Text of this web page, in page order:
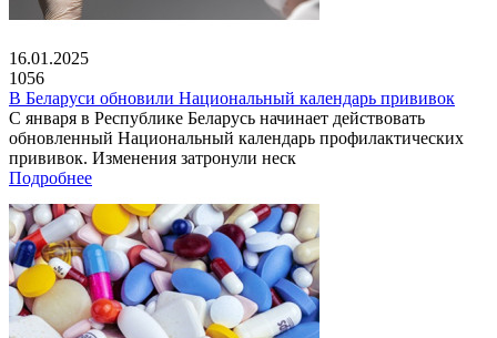
16.01.2025
1056
В Беларуси обновили Национальный календарь прививок
С января в Республике Беларусь начинает действовать
обновленный Национальный календарь профилактических
прививок. Изменения затронули неск
Подробнее